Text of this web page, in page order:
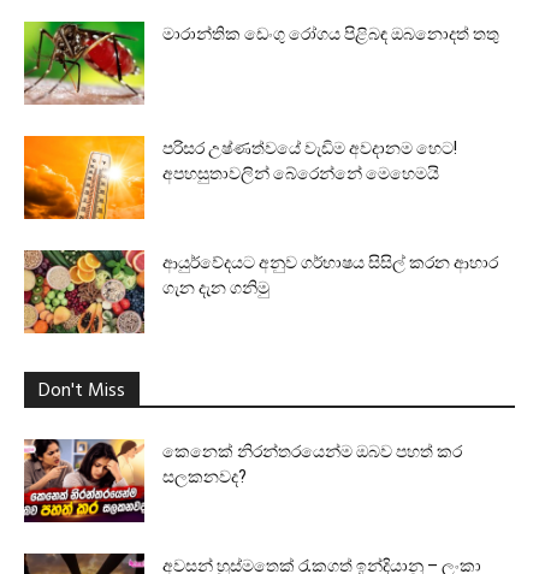
මාරාන්තික ඩෙංගු රෝගය පිළිබඳ ඔබනොදත් තතු
පරිසර උෂ්ණත්වයේ වැඩිම අවදානම හෙට!
අපහසුතාවලින් බේරෙන්නේ මෙහෙමයි
ආයුර්වේදයට අනුව ගර්භාෂය සිසිල් කරන ආහාර
ගැන දැන ගනිමු
Don't Miss
කෙනෙක් නිරන්තරයෙන්ම ඔබව පහත් කර
සලකනවද?
අවසන් හුස්මතෙක් රැකගත් ඉන්දියානු – ලංකා